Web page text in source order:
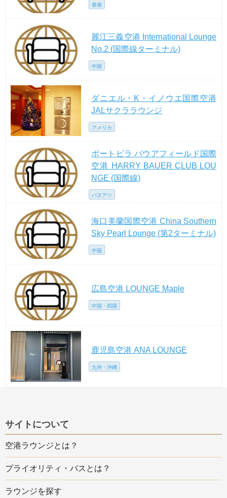
香港
麗江三義空港 International Lounge
No.2 (国際線ターミナル)
中国
ダニエル・K・イノウエ国際空港
JALサクララウンジ
アメリカ
ポートビラ バウアフィールド国際
空港 HARRY BAUER CLUB LOU
NGE (国際線)
バヌアツ
海口美蘭国際空港 China Southern
Sky Pearl Lounge (第2ターミナル)
中国
広島空港 LOUNGE Maple
中国・四国
鹿児島空港 ANA LOUNGE
九州・沖縄
サイトについて
空港ラウンジとは？
プライオリティ・パスとは？
ラウンジを探す